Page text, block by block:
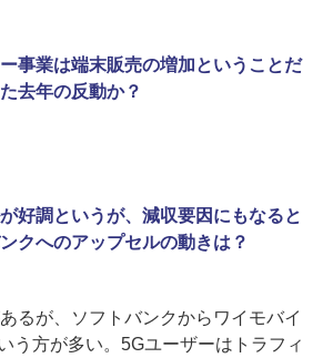
事業は端末販売の増加ということだ
去年の反動か？
好調というが、減収要因にもなると
クへのアップセルの動きは？
るが、ソフトバンクからワイモバイ
う方が多い。5Gユーザーはトラフィ